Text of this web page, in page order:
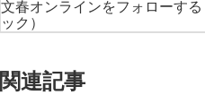
文春オンラインをフォローする
ック）
関連記事